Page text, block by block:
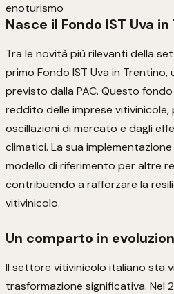
enoturismo
Nasce il Fondo IST Uva
Tra le novità più rilevanti della
primo Fondo IST Uva in
previsto dalla PAC. Questo
reddito delle imprese
oscillazioni di mercato e dagli
climatici. La sua
modello di riferimento per altre
contribuendo a rafforzare la
vitivinicolo.
Un comparto in
Il settore vitivinicolo italiano sta
trasformazione significativa. Nel